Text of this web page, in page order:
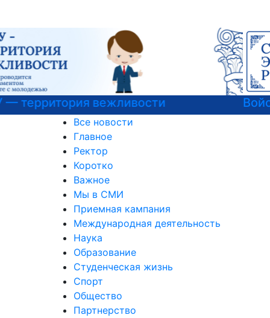
Войска беспилотных систем РФ
Все новости
Главное
Ректор
Коротко
Важное
Мы в СМИ
Приемная кампания
Международная деятельность
Наука
Образование
Студенческая жизнь
Спорт
Общество
Партнерство